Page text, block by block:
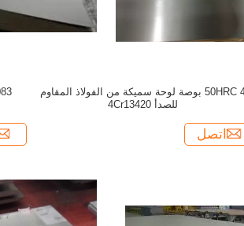
50HRC 4 بوصة لوحة سميكة من الفولاذ المقاوم
للصدأ 4Cr13420
اتصل